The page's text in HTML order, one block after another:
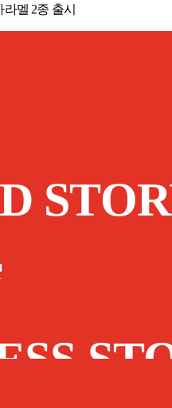
멜 2종 출시